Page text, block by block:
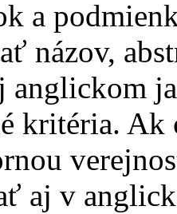
a
názov,
anglickom
kritéria. Ak
aj v